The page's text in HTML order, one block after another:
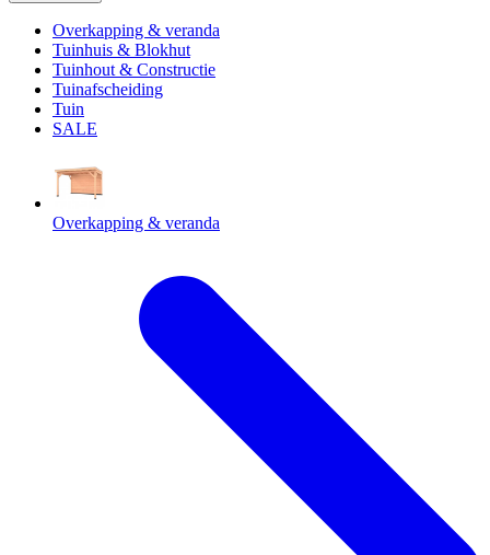
Overkapping & veranda
Tuinhuis & Blokhut
Tuinhout & Constructie
Tuinafscheiding
Tuin
SALE
Overkapping & veranda